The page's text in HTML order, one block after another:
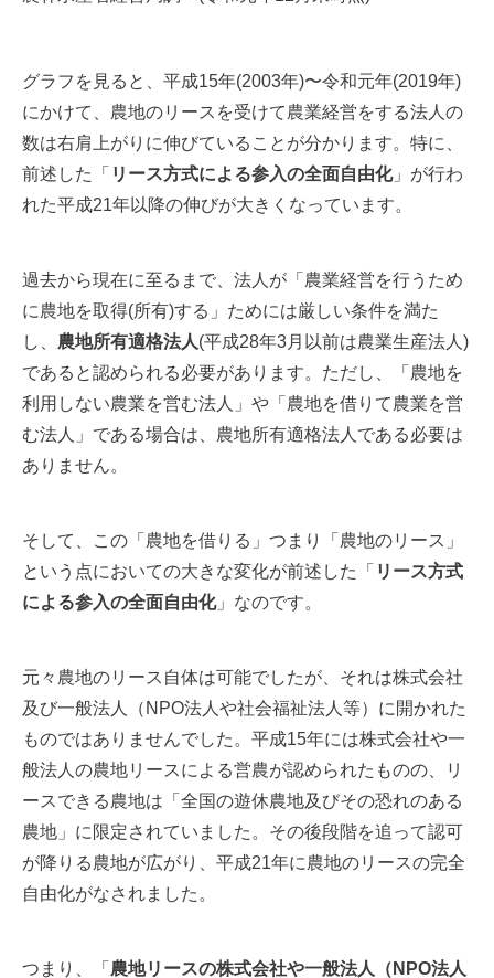
グラフを見ると、平成15年(2003年)〜令和元年(2019年)
にかけて、農地のリースを受けて農業経営をする法人の
数は右肩上がりに伸びていることが分かります。特に、
前述した「 リース方式による参入の全面自由化」が行わ
れた平成21年以降の伸びが大きくなっています。
過去から現在に至るまで、法人が「農業経営を行うため
に農地を取得(所有)する」ためには厳しい条件を満た
し、 農地所有適格法人(平成28年3月以前は農業生産法人)
であると認められる必要があります。ただし、「農地を
利用しない農業を営む法人」や「農地を借りて農業を営
む法人」である場合は、農地所有適格法人である必要は
ありません。
そして、この「農地を借りる」つまり「農地のリース」
という点においての大きな変化が前述した「 リース方式
による参入の全面自由化」なのです。
元々農地のリース自体は可能でしたが、それは株式会社
及び一般法人（NPO法人や社会福祉法人等）に開かれた
ものではありませんでした。平成15年には株式会社や一
般法人の農地リースによる営農が認められたものの、リ
ースできる農地は「全国の遊休農地及びその恐れのある
農地」に限定されていました。その後段階を追って認可
が降りる農地が広がり、平成21年に農地のリースの完全
自由化がなされました。
つまり、「 農地リースの株式会社や一般法人（NPO法人